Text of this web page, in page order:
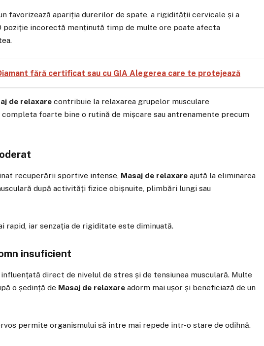
favorizează apariția durerilor de spate, a rigidității cervicale și a
poziție incorectă menținută timp de multe ore poate afecta
fără certificat sau cu GIA Alegerea care te protejează
de relaxare contribuie la relaxarea grupelor musculare
foarte bine o rutină de mișcare sau antrenamente precum
recuperării sportive intense, Masaj de relaxare ajută la eliminarea
după activități fizice obișnuite, plimbări lungi sau
rapid, iar senzația de rigiditate este diminuată.
insuficient
direct de nivelul de stres și de tensiunea musculară. Multe
o ședință de Masaj de relaxare adorm mai ușor și beneficiază de un
permite organismului să intre mai repede într-o stare de odihnă.